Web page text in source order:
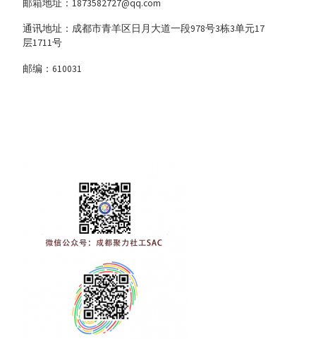
邮箱地址：1873582727@qq.com
通讯地址：成都市青羊区日月大道一段978号3栋3单元17
层1711号
邮编：610031